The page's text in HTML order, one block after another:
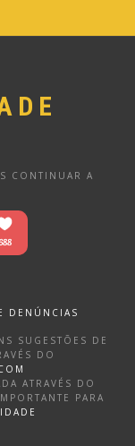
CONTINUAR A
DENÚNCIAS
SUGESTÕES DE
DO
ATRAVÉS DO
PARA